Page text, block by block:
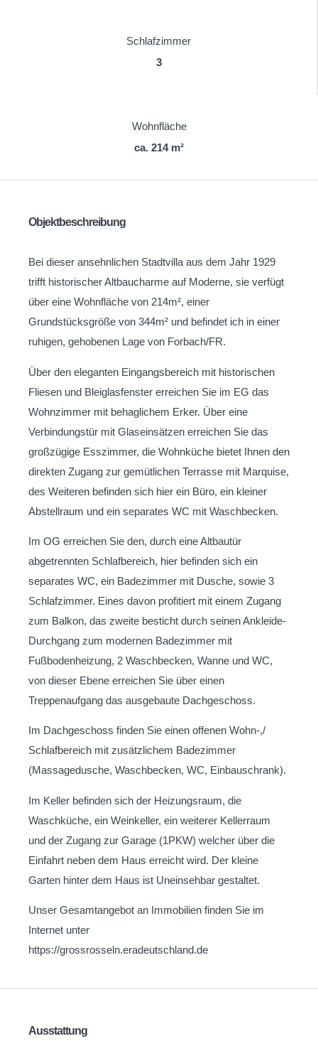
Schlafzimmer
3
Wohnfläche
ca. 214 m²
Objektbeschreibung
Bei dieser ansehnlichen Stadtvilla aus dem Jahr 1929
trifft historischer Altbaucharme auf Moderne, sie verfügt
über eine Wohnfläche von 214m², einer
Grundstücksgröße von 344m² und befindet ich in einer
ruhigen, gehobenen Lage von Forbach/FR.
Über den eleganten Eingangsbereich mit historischen
Fliesen und Bleiglasfenster erreichen Sie im EG das
Wohnzimmer mit behaglichem Erker. Über eine
Verbindungstür mit Glaseinsätzen erreichen Sie das
großzügige Esszimmer, die Wohnküche bietet Ihnen den
direkten Zugang zur gemütlichen Terrasse mit Marquise,
des Weiteren befinden sich hier ein Büro, ein kleiner
Abstellraum und ein separates WC mit Waschbecken.
Im OG erreichen Sie den, durch eine Altbautür
abgetrennten Schlafbereich, hier befinden sich ein
separates WC, ein Badezimmer mit Dusche, sowie 3
Schlafzimmer. Eines davon profitiert mit einem Zugang
zum Balkon, das zweite besticht durch seinen Ankleide-
Durchgang zum modernen Badezimmer mit
Fußbodenheizung, 2 Waschbecken, Wanne und WC,
von dieser Ebene erreichen Sie über einen
Treppenaufgang das ausgebaute Dachgeschoss.
Im Dachgeschoss finden Sie einen offenen Wohn-,/
Schlafbereich mit zusätzlichem Badezimmer
(Massagedusche, Waschbecken, WC, Einbauschrank).
Im Keller befinden sich der Heizungsraum, die
Waschküche, ein Weinkeller, ein weiterer Kellerraum
und der Zugang zur Garage (1PKW) welcher über die
Einfahrt neben dem Haus erreicht wird. Der kleine
Garten hinter dem Haus ist Uneinsehbar gestaltet.
Unser Gesamtangebot an Immobilien finden Sie im
Internet unter
https://grossrosseln.eradeutschland.de
Ausstattung